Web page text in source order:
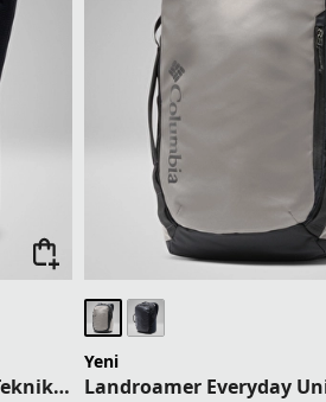
Landroamer Everyday Unisex Teknik Sırt Çantası
Yeni